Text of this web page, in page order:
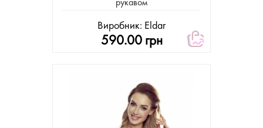
рукавом
Виробник: Eldar
590.00 грн